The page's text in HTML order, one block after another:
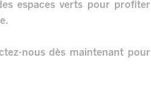
espaces verts pour profiter
nous dès maintenant pour